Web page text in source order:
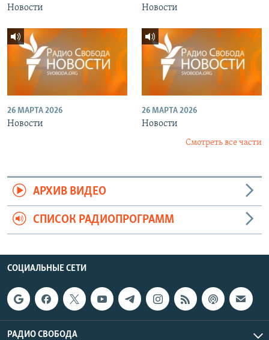
Новости Новости
26 МАРТА 2026
Новости
26 МАРТА 2026
Новости
Смотреть все части
АРХИВ ВИДЕО
СПИСОК РАДИОПРОГРАММ
СОЦИАЛЬНЫЕ СЕТИ
РАДИО СВОБОДА